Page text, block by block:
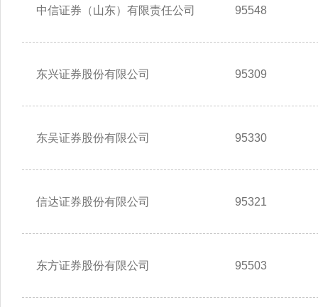
中信证券（山东）有限责任公司 95548
东兴证券股份有限公司 95309
东吴证券股份有限公司 95330
信达证券股份有限公司 95321
东方证券股份有限公司 95503